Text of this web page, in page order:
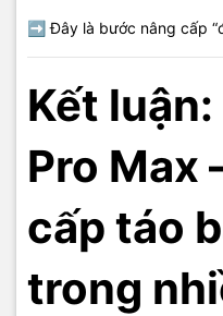
➡ Đây là bước nâng cấp
Kết
Pro Max
cấp táo
trong